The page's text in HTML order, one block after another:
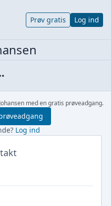
Prøv gratis Log ind
med en gratis prøveadgang.
Log ind